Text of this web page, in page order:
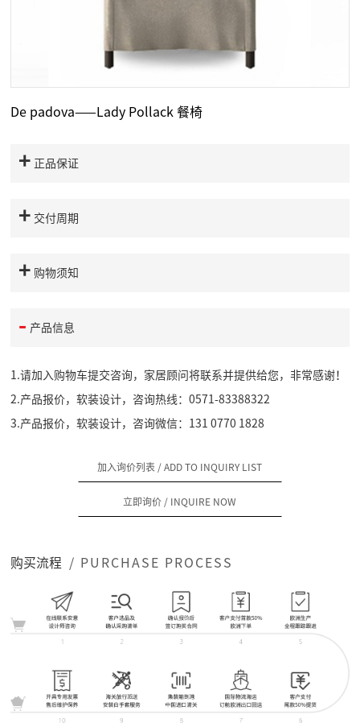
De padova——Lady Pollack 餐椅
正品保证
交付周期
购物须知
产品信息
1.请加入购物车提交咨询，家居顾问将联系并提供给您，非常感谢！
2.产品报价，软装设计，咨询热线：0571-83388322
3.产品报价，软装设计，咨询微信：131 0770 1828
加入询价列表 / ADD TO INQUIRY LIST
立即询价 / INQUIRE NOW
购买流程 / PURCHASE PROCESS